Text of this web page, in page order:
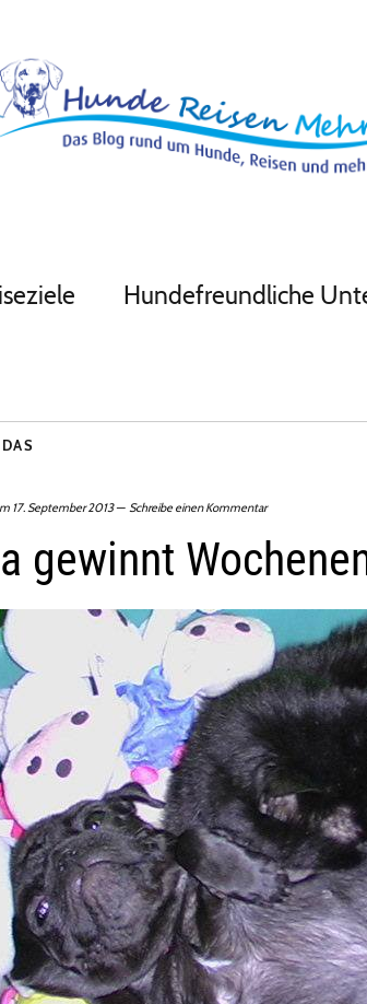
Hundefreundliche
17. September 2013 Schreibe einen Kommentar
gewinnt